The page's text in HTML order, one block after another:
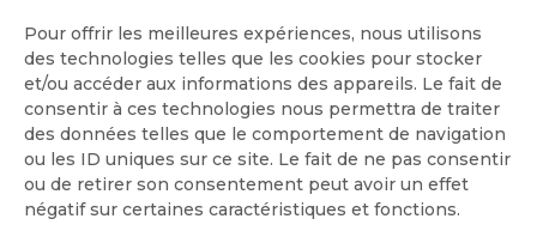
Pour offrir les meilleures expériences, nous utilisons
des technologies telles que les cookies pour stocker
et/ou accéder aux informations des appareils. Le fait de
consentir à ces technologies nous permettra de traiter
des données telles que le comportement de navigation
ou les ID uniques sur ce site. Le fait de ne pas consentir
ou de retirer son consentement peut avoir un effet
négatif sur certaines caractéristiques et fonctions.
Quotidienne
Hebdo
OK